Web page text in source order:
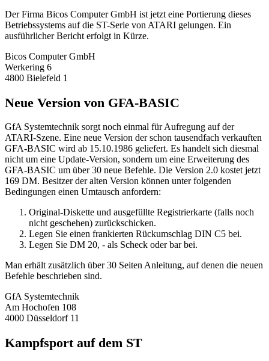
Der Firma Bicos Computer GmbH ist jetzt eine Portierung dieses
Betriebssystems auf die ST-Serie von ATARI gelungen. Ein
ausführlicher Bericht erfolgt in Kürze.
Bicos Computer GmbH
Werkering 6
4800 Bielefeld 1
Neue Version von GFA-BASIC
GfA Systemtechnik sorgt noch einmal für Aufregung auf der
ATARI-Szene. Eine neue Version der schon tausendfach verkauften
GFA-BASIC wird ab 15.10.1986 geliefert. Es handelt sich diesmal
nicht um eine Update-Version, sondern um eine Erweiterung des
GFA-BASIC um über 30 neue Befehle. Die Version 2.0 kostet jetzt
169 DM. Besitzer der alten Version können unter folgenden
Bedingungen einen Umtausch anfordern:
Original-Diskette und ausgefüllte Registrierkarte (falls noch
nicht geschehen) zurückschicken.
Legen Sie einen frankierten Rückumschlag DIN C5 bei.
Legen Sie DM 20, - als Scheck oder bar bei.
Man erhält zusätzlich über 30 Seiten Anleitung, auf denen die neuen
Befehle beschrieben sind.
GfA Systemtechnik
Am Hochofen 108
4000 Düsseldorf 11
Kampfsport auf dem ST